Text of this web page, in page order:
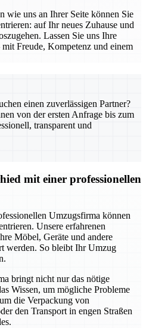
wie uns an Ihrer Seite können Sie
auf Ihr neues Zuhause und
Lassen Sie uns Ihre
Freude, Kompetenz und einem
einen zuverlässigen Partner?
von der ersten Anfrage bis zum
transparent und
mit einer professionellen
Umzugsfirma können
Unsere erfahrenen
Möbel, Geräte und andere
werden. So bleibt Ihr Umzug
bringt nicht nur das nötige
Wissen, um mögliche Probleme
die Verpackung von
den Transport in engen Straßen